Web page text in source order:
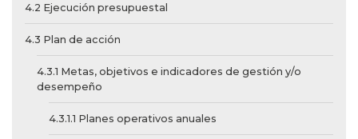
4.2 Ejecución presupuestal
4.3 Plan de acción
4.3.1 Metas, objetivos e indicadores de gestión y/o
desempeño
4.3.1.1 Planes operativos anuales